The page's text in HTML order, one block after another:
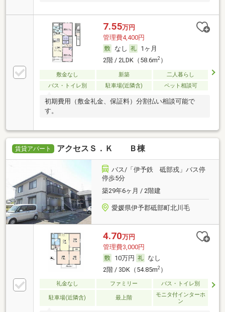
7.55万円
管理費4,400円
なし
1ヶ月
2階 / 2LDK（58.6m2）
敷金なし 新築
二人暮らし
バス・トイレ別
駐車場(近隣含) ペット相談可
初期費用（敷金礼金、保証料）分割払い相談可能で
す。
賃貸アパート アクセスＳ．Ｋ Ｂ棟
バス/「伊予鉄 砥部戎」バス停
停歩5分
築29年6ヶ月 / 2階建
愛媛県伊予郡砥部町北川毛
4.70万円
管理費3,000円
10万円
なし
2階 / 3DK（54.85m2）
礼金なし ファミリー バス・トイレ別
駐車場(近隣含) 最上階
モニタ付インターホ
ン